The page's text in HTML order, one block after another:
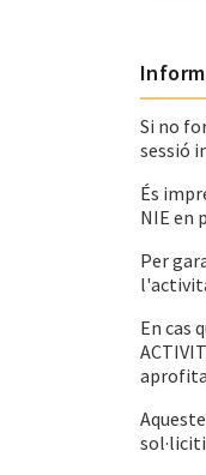
Si no
sessió
És
NIE en
Per
En cas